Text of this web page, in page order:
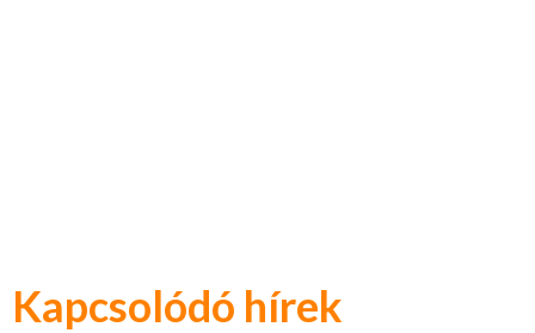
Kapcsolódó hírek